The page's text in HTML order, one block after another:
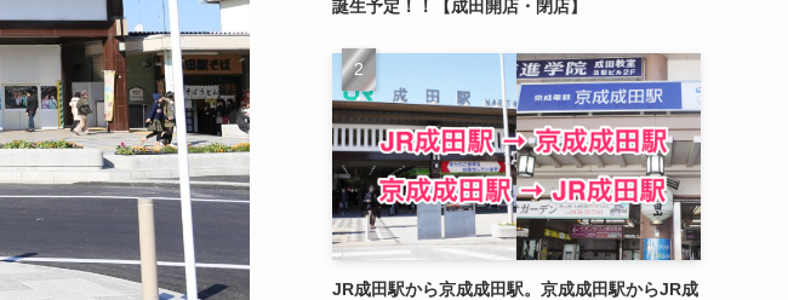
誕生予定！！【成田開店・閉店】
JR成田駅から京成成田駅。京成成田駅からJR成